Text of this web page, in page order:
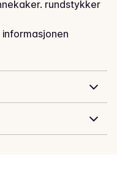
rundstykker
informasjonen